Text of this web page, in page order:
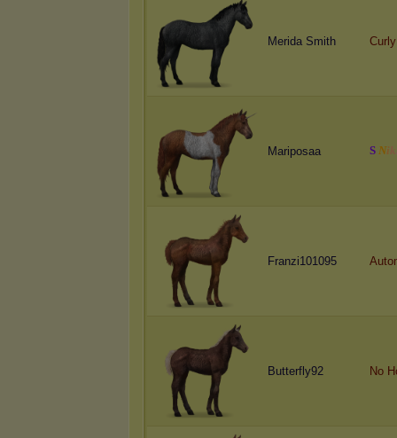
Merida Smith Curly
Mariposaa S N
Franzi101095
Butterfly92 No